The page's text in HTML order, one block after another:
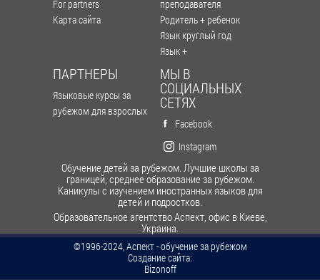
For partners
Карта сайта
преподавателя
Родитель + ребенок
Язык круглый год
Язык +
ПАРТНЕРЫ
Языковые курсы за
рубежом для взрослых
МЫ В
СОЦИАЛЬНЫХ
СЕТЯХ
Facebook
Instagram
Обучение детей за рубежом. Лучшие школы за
границей, среднее образование за рубежом.
Каникулы с изучением иностранных языков для
детей и подростков.
Образовательное агентство Аспект, офис в Киеве,
Украина.
©1996-2024, Аспект - обучение за рубежом
Cоздание сайта:
Bizonoff